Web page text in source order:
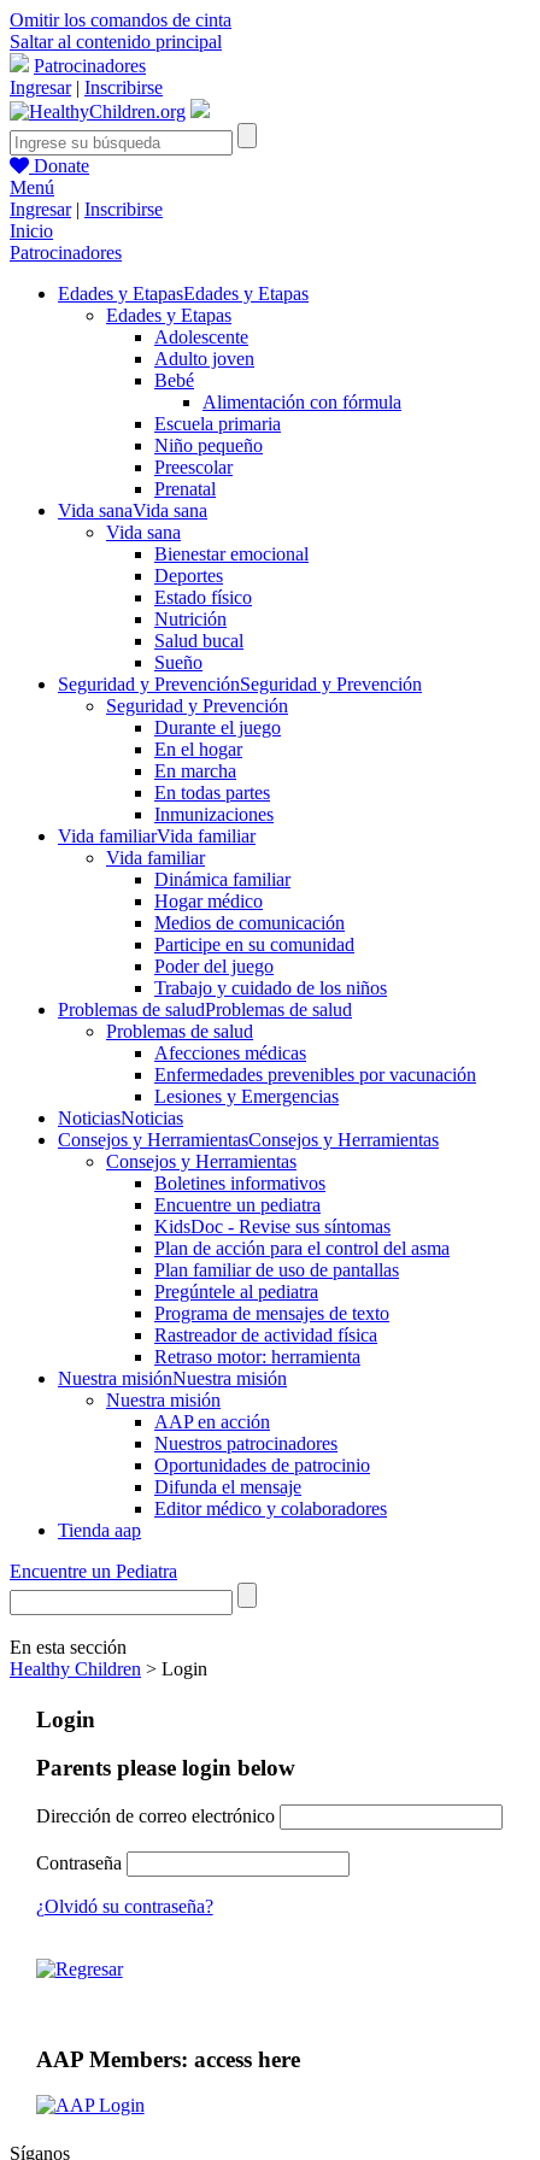
Omitir los comandos de cinta
Saltar al contenido principal
Patrocinadores
Ingresar| Inscribirse
Donate
Menú
Ingresar| Inscribirse
Inicio
Patrocinadores
Edades y EtapasEdades y Etapas
Edades y Etapas
Adolescente
Adulto joven
Bebé
Alimentación con fórmula
Escuela primaria
Niño pequeño
Preescolar
Prenatal
Vida sanaVida sana
Vida sana
Bienestar emocional
Deportes
Estado físico
Nutrición
Salud bucal
Sueño
Seguridad y PrevenciónSeguridad y Prevención
Seguridad y Prevención
Durante el juego
En el hogar
En marcha
En todas partes
Inmunizaciones
Vida familiarVida familiar
Vida familiar
Dinámica familiar
Hogar médico
Medios de comunicación
Participe en su comunidad
Poder del juego
Trabajo y cuidado de los niños
Problemas de saludProblemas de salud
Problemas de salud
Afecciones médicas
Enfermedades prevenibles por vacunación
Lesiones y Emergencias
NoticiasNoticias
Consejos y HerramientasConsejos y Herramientas
Consejos y Herramientas
Boletines informativos
Encuentre un pediatra
KidsDoc - Revise sus síntomas
Plan de acción para el control del asma
Plan familiar de uso de pantallas
Pregúntele al pediatra
Programa de mensajes de texto
Rastre​​ador de activida​d física
Retraso motor: herramienta
Nuestra misiónNuestra misión
Nuestra misión
AAP en acción
Nuestros patrocinadores
Oportunidades de patrocinio
Difunda el mensaje
Editor médico y colaboradores
Tienda aap
Encuentre un Pediatra
En esta sección
Healthy Children > Login
Login
Parents please login below
Dirección de correo electrónico
Contraseña
¿Olvidó su contraseña?
AAP Members: access here
Síganos